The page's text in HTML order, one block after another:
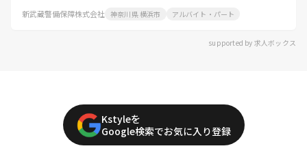
新武蔵警備保障株式会社 神奈川県 横浜市 アルバイト・パート
supported by 求人ボックス
Kstyleを
Google検索でお気に入り登録